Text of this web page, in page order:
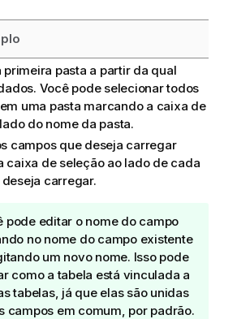
primeira pasta a partir da qual
Você pode selecionar todos
uma pasta marcando a caixa de
do nome da pasta.
campos que deseja carregar
caixa de seleção ao lado de cada
carregar.
pode editar o nome do campo
no nome do campo existente
um novo nome. Isso pode
como a tabela está vinculada a
tabelas, já que elas são unidas
campos em comum, por padrão.